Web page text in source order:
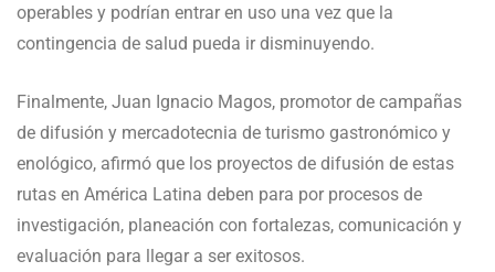
operables y podrían entrar en uso una vez que la
contingencia de salud pueda ir disminuyendo.
Finalmente, Juan Ignacio Magos, promotor de campañas
de difusión y mercadotecnia de turismo gastronómico y
enológico, afirmó que los proyectos de difusión de estas
rutas en América Latina deben para por procesos de
investigación, planeación con fortalezas, comunicación y
evaluación para llegar a ser exitosos.